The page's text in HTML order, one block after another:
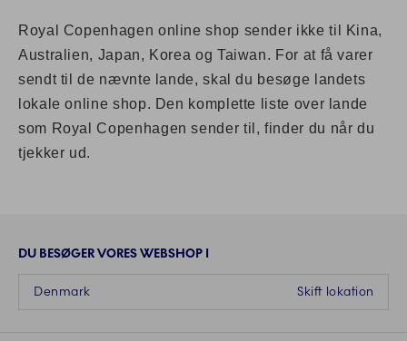
Royal Copenhagen online shop sender ikke til Kina,
Australien, Japan, Korea og Taiwan. For at få varer
sendt til de nævnte lande, skal du besøge landets
lokale online shop. Den komplette liste over lande
som Royal Copenhagen sender til, finder du når du
tjekker ud.
DU BESØGER VORES WEBSHOP I
Skift lokation
Denmark